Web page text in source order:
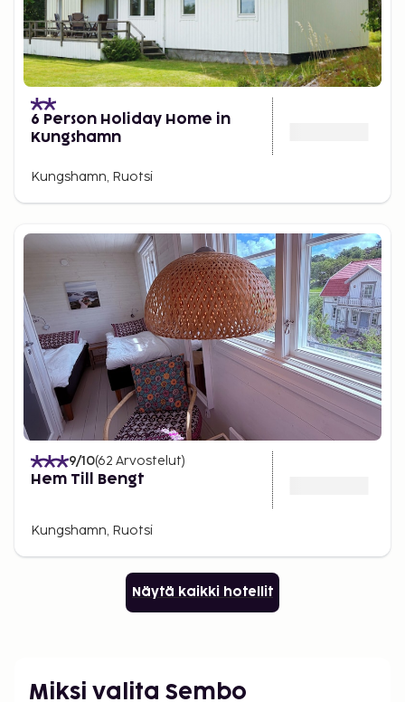
6 Person Holiday Home in
Kungshamn
Kungshamn, Ruotsi
9/10(62 Arvostelut)
Hem Till Bengt
Kungshamn, Ruotsi
Näytä kaikki hotellit
Miksi valita Sembo